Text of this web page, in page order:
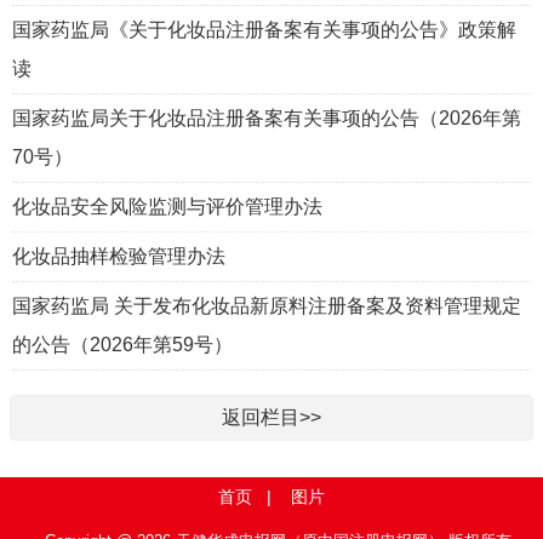
国家药监局《关于化妆品注册备案有关事项的公告》政策解
读
国家药监局关于化妆品注册备案有关事项的公告（2026年第
70号）
化妆品安全风险监测与评价管理办法
化妆品抽样检验管理办法
国家药监局 关于发布化妆品新原料注册备案及资料管理规定
的公告（2026年第59号）
返回栏目>>
首页 | 图片